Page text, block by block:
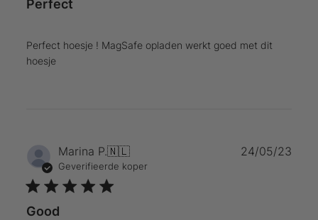
Perfect
Perfect hoesje ! MagSafe opladen werkt goed met dit
hoesje
Marina P.🇳🇱
Geverifieerde koper
Good
24/05/23